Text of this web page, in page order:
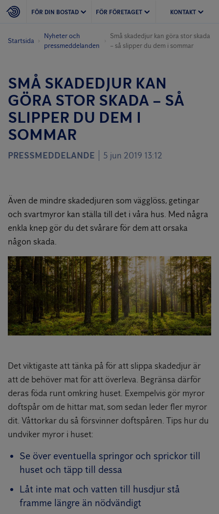
FÖR DIN BOSTAD FÖR FÖRETAGET KONTAKT
Startsida
Nyheter och
pressmeddelanden
Små skadedjur kan göra stor skada
– så slipper du dem i sommar
SMÅ SKADEDJUR KAN
GÖRA STOR SKADA – SÅ
SLIPPER DU DEM I
SOMMAR
PRESSMEDDELANDE 5 jun 2019 13:12
Även de mindre skadedjuren som vägglöss, getingar
och svartmyror kan ställa till det i våra hus. Med några
enkla knep gör du det svårare för dem att orsaka
någon skada.
Det viktigaste att tänka på för att slippa skadedjur är
att de behöver mat för att överleva. Begränsa därför
deras föda runt omkring huset. Exempelvis gör myror
doftspår om de hittar mat, som sedan leder fler myror
dit. Våttorkar du så försvinner doftspåren. Tips hur du
undviker myror i huset:
Se över eventuella springor och sprickor till
huset och täpp till dessa
Låt inte mat och vatten till husdjur stå
framme längre än nödvändigt